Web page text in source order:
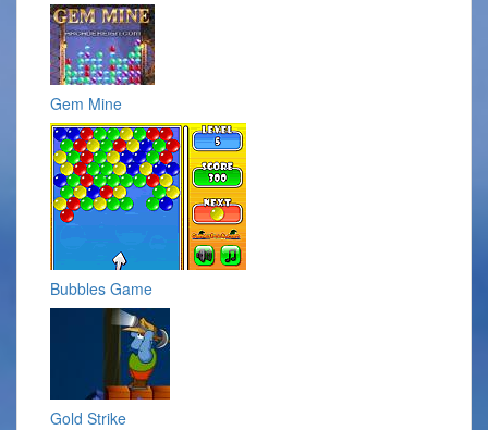
Gem Mine
Bubbles Game
Gold Strike